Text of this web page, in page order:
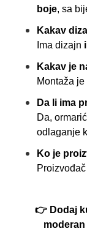
boje, sa
Kakav
Ima dizajn
Kakav je
Montaža je
Da li ima
Da,
odlaganje
Ko je
👉 Dodaj